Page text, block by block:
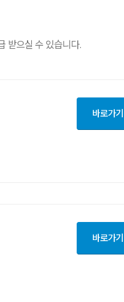
받으실 수 있습니다.
바로가기
바로가기